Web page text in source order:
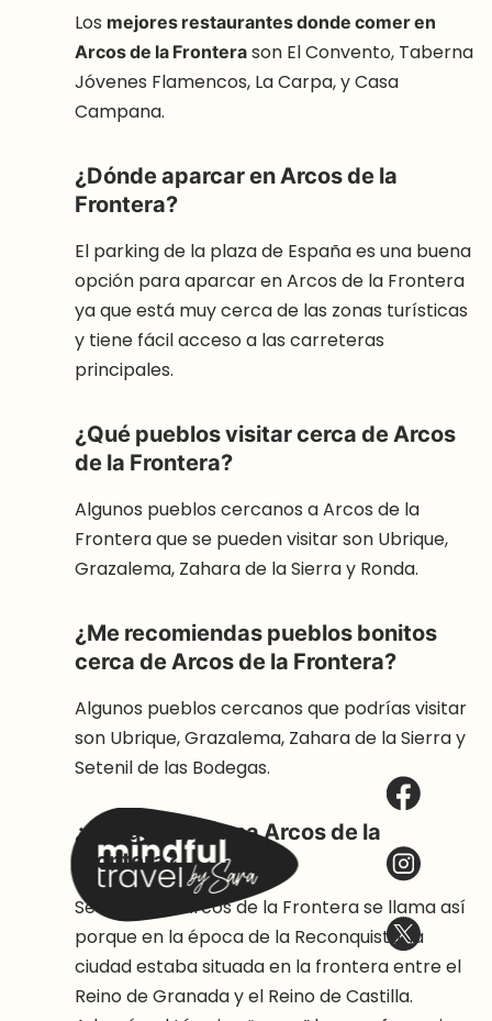
Los mejores restaurantes donde comer en
Arcos de la Fronterason El Convento, Taberna
Jóvenes Flamencos, La Carpa, y Casa
Campana.
¿Dónde aparcar en Arcos de la
Frontera?
El parking de la plaza de España es una buena
opción para aparcar en Arcos de la Frontera
ya que está muy cerca de las zonas turísticas
y tiene fácil acceso a las carreteras
principales.
¿Qué pueblos visitar cerca de Arcos
de la Frontera?
Algunos pueblos cercanos a Arcos de la
Frontera que se pueden visitar son Ubrique,
Grazalema, Zahara de la Sierra y Ronda.
¿Me recomiendas pueblos bonitos
cerca de Arcos de la Frontera?
Algunos pueblos cercanos que podrías visitar
son Ubrique, Grazalema, Zahara de la Sierra y
Setenil de las Bodegas.
¿Por qué se llama Arcos de la
Frontera?
Se cree que Arcos de la Frontera se llama así
porque en la época de la Reconquista, la
ciudad estaba situada en la frontera entre el
Reino de Granada y el Reino de Castilla.